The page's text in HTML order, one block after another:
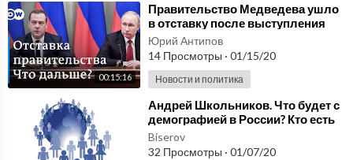
00:15:16
⁣Правительство Медведева ушло
в отставку после выступления
Путина: что дальше? DW Новости
(15.01.20)
Юрий Антипов
14 Просмотры · 01/15/20
Новости и политика
⁣Андрей Школьников. Что будет с
демографией в России? Кто есть
русский человек? Принимать
беженцев?
Biserov
32 Просмотры · 01/07/20